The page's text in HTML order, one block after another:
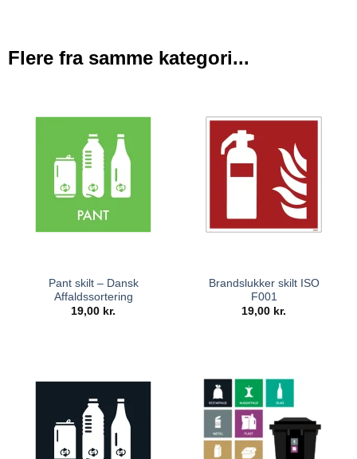
Flere fra samme kategori...
Pant skilt – Dansk
Affaldssortering
19,00 kr.
Brandslukker skilt ISO
F001
19,00 kr.